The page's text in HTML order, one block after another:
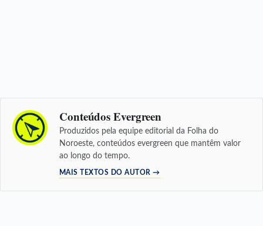
Conteúdos Evergreen
Produzidos pela equipe editorial da Folha do
Noroeste, conteúdos evergreen que mantêm valor
ao longo do tempo.
MAIS TEXTOS DO AUTOR →